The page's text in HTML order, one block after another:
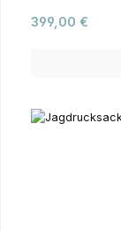
Regulärer Preis:
399,00 €